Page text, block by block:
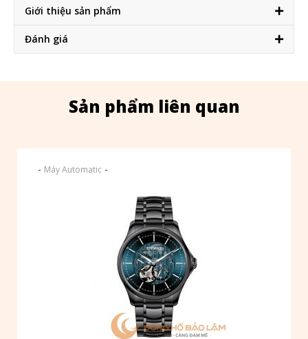
Giới thiệu sản phẩm
Đánh giá
Sản phẩm liên quan
- Máy Automatic -